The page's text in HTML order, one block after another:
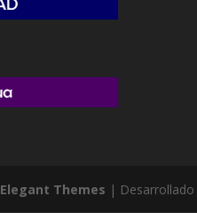
Elegant Themes |